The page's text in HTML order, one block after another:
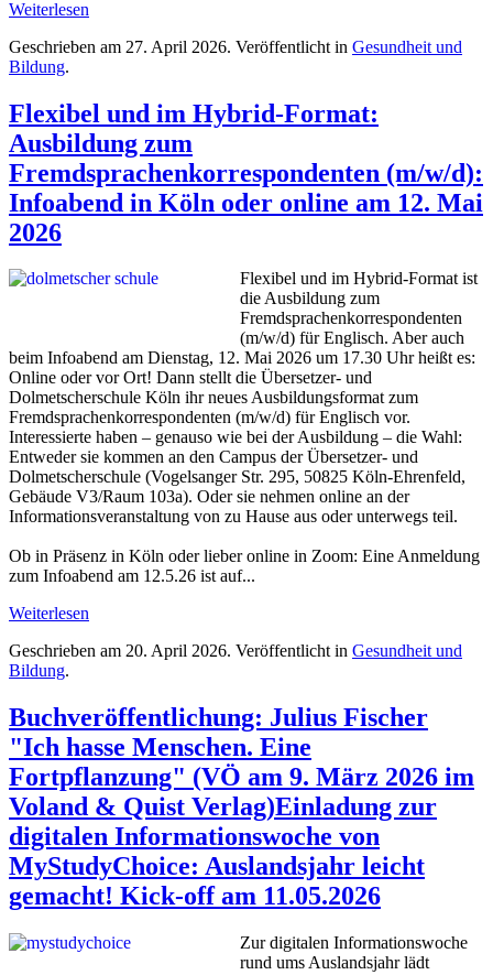
Weiterlesen
Geschrieben am 27. April 2026. Veröffentlicht in Gesundheit und
Bildung.
Flexibel und im Hybrid-Format:
Ausbildung zum
Fremdsprachenkorrespondenten (m/w/d):
Infoabend in Köln oder online am 12. Mai
2026
Flexibel und im Hybrid-Format ist
die Ausbildung zum
Fremdsprachenkorrespondenten
(m/w/d) für Englisch. Aber auch
beim Infoabend am Dienstag, 12. Mai 2026 um 17.30 Uhr heißt es:
Online oder vor Ort! Dann stellt die Übersetzer- und
Dolmetscherschule Köln ihr neues Ausbildungsformat zum
Fremdsprachenkorrespondenten (m/w/d) für Englisch vor.
Interessierte haben – genauso wie bei der Ausbildung – die Wahl:
Entweder sie kommen an den Campus der Übersetzer- und
Dolmetscherschule (Vogelsanger Str. 295, 50825 Köln-Ehrenfeld,
Gebäude V3/Raum 103a). Oder sie nehmen online an der
Informationsveranstaltung von zu Hause aus oder unterwegs teil.
Ob in Präsenz in Köln oder lieber online in Zoom: Eine Anmeldung
zum Infoabend am 12.5.26 ist auf...
Weiterlesen
Geschrieben am 20. April 2026. Veröffentlicht in Gesundheit und
Bildung.
Buchveröffentlichung: Julius Fischer
"Ich hasse Menschen. Eine
Fortpflanzung" (VÖ am 9. März 2026 im
Voland & Quist Verlag)Einladung zur
digitalen Informationswoche von
MyStudyChoice: Auslandsjahr leicht
gemacht! Kick-off am 11.05.2026
Zur digitalen Informationswoche
rund ums Auslandsjahr lädt